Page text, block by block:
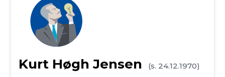
Kurt Høgh Jensen
(s. 24.12.1970)